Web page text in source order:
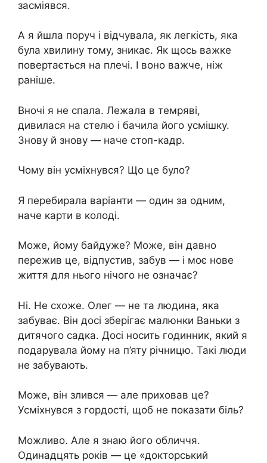
засміявся.
А я йшла поруч і відчувала, як легкість, яка
була хвилину тому, зникає. Як щось важке
повертається на плечі. І воно важче, ніж
раніше.
Вночі я не спала. Лежала в темряві,
дивилася на стелю і бачила його усмішку.
Знову й знову — наче стоп-кадр.
Чому він усміхнувся? Що це було?
Я перебирала варіанти — один за одним,
наче карти в колоді.
Може, йому байдуже? Може, він давно
пережив це, відпустив, забув — і моє нове
життя для нього нічого не означає?
Ні. Не схоже. Олег — не та людина, яка
забуває. Він досі зберігає малюнки Ваньки з
дитячого садка. Досі носить годинник, який я
подарувала йому на п’яту річницю. Такі люди
не забувають.
Може, він злився — але приховав це?
Усміхнувся з гордості, щоб не показати біль?
Можливо. Але я знаю його обличчя.
Одинадцять років — це «докторський